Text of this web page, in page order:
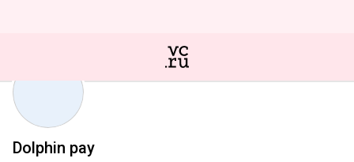
Dolphin pay